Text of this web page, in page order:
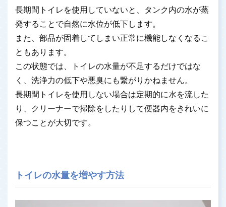
長期間トイレを使用していないと、タンク内の水が蒸
発することで自然に水位が低下します。
また、部品が固着してしまい正常に機能しなくなるこ
ともあります。
この状態では、トイレの水量が不足するだけではな
く、洗浄力の低下や悪臭にも繋がりかねません。
長期間トイレを使用しない場合は定期的に水を流した
り、クリーナーで掃除をしたりして便器内をきれいに
保つことが大切です。
トイレの水量を増やす方法